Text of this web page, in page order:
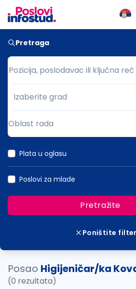
Pretraga
Pozicija, poslodavac ili ključna reč
Pozicija, poslodavac ili ključna reč
Grad
Izaberite grad
Oblast rada
Plata u oglasu
Poslovi za mlade
Pretražite
Poništite
Posao Higijeničar/ka
(0 rezultata)